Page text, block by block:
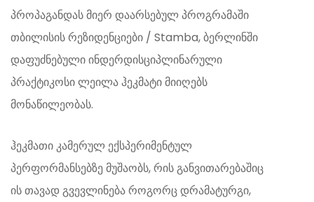
პროპაგანდას მიერ დაარსებულ პროგრამაში
თბილისის რეზიდენციები / Stamba, ბერლინში
დაფუძნებული ინდერდისციპლინარული
პრაქტიკოსი ლეილა ჰეკმატი მიიღებს
მონაწილეობას.
ჰეკმათი კამერულ ექსპერიმენტულ
პერფორმანსებზე მუშაობს, რის განვითარებაშიც
ის თავად გვევლინება როგორც დრამატურგი,